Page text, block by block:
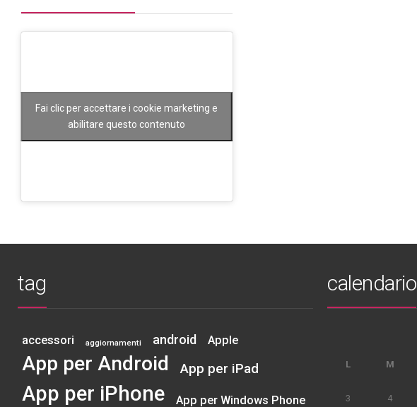
Fai clic per accettare i cookie marketing e
abilitare questo contenuto
tag
accessori aggiornamenti android Apple
App per Android App per iPad
App per iPhone App per Windows Phone
calendario
L M
3
4